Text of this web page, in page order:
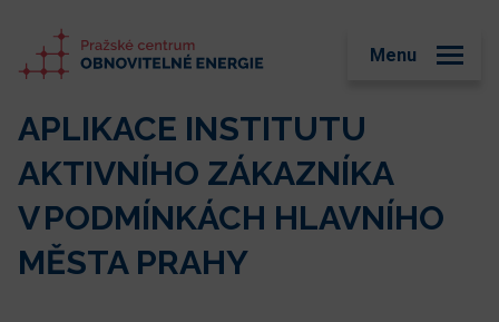
Menu
APLIKACE INSTITUTU
AKTIVNÍHO ZÁKAZNÍKA
V PODMÍNKÁCH HLAVNÍHO
MĚSTA PRAHY